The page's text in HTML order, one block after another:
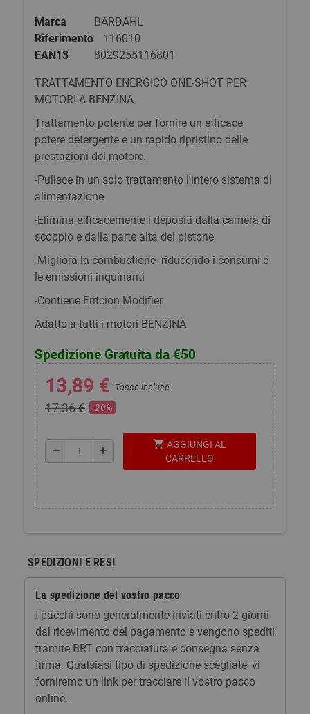
Marca
BARDAHL
Riferimento
116010
EAN13
8029255116801
TRATTAMENTO ENERGICO ONE-SHOT PER
MOTORI A BENZINA
Trattamento potente per fornire un efficace
potere detergente e un rapido ripristino delle
prestazioni del motore.
-Pulisce in un solo trattamento l'intero sistema di
alimentazione
-Elimina efficacemente i depositi dalla camera di
scoppio e dalla parte alta del pistone
-Migliora la combustione riducendo i consumi e
le emissioni inquinanti
-Contiene Fritcion Modifier
Adatto a tutti i motori BENZINA
Spedizione Gratuita da €50
13,89 € Tasse incluse
17,36 € -20%
remove add
shopping_cart AGGIUNGI AL
CARRELLO
SPEDIZIONI E RESI
La spedizione del vostro pacco
I pacchi sono generalmente inviati entro 2 giorni
dal ricevimento del pagamento e vengono spediti
tramite BRT con tracciatura e consegna senza
firma. Qualsiasi tipo di spedizione scegliate, vi
forniremo un link per tracciare il vostro pacco
online.